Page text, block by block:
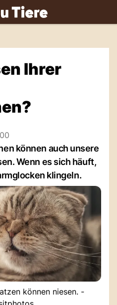
Ihrer
können auch unsere
Wenn es sich häuft,
klingeln.
können niesen. -